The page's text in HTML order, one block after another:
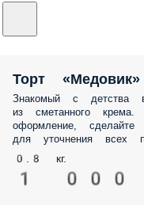
Торт «Медовик»
Знакомый с детства
из сметанного
оформление,
для уточнения всех
0.8 кг.
1 000